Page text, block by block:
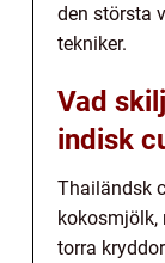
den största
tekniker.
Vad
indisk
Thailändsk
kokosmjölk,
torra